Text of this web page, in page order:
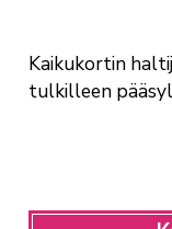
Kaikukortin
tulkilleen